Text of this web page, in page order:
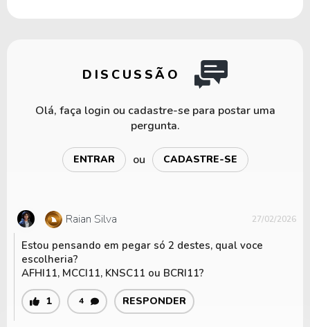
DISCUSSÃO
Olá, faça login ou cadastre-se para postar uma
pergunta.
ENTRAR ou CADASTRE-SE
Raian Silva 27/02/2026
Estou pensando em pegar só 2 destes, qual voce
escolheria?
AFHI11, MCCI11, KNSC11 ou BCRI11?
1 4 RESPONDER